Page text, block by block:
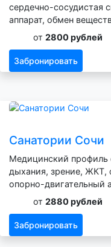
сердечно-сосудистая
аппарат, обмен
от 2800 рублей
Забронировать
Санатории Сочи
Медицинский профиль
дыхания, зрение, ЖКТ,
опорно-двигательный
от 2880 рублей
Забронировать